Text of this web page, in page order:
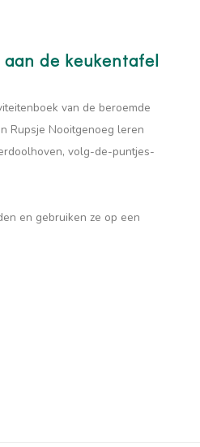
de keukentafel
van de beroemde
Rupsje Nooitgenoeg leren
volg-de-puntjes-
en gebruiken ze op een